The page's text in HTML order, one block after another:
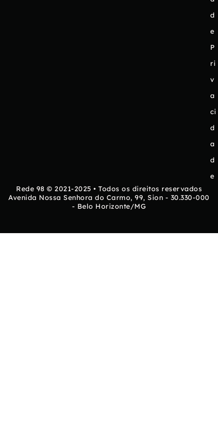
d
e
P
ri
v
a
ci
d
a
d
e
Rede 98 © 2021-2025 • Todos os direitos reservados
Avenida Nossa Senhora do Carmo, 99, Sion - 30.330-000
- Belo Horizonte/MG